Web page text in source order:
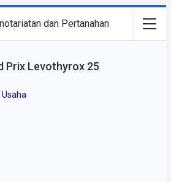
dan Pertanahan
Prix Levothyrox 25
Usaha